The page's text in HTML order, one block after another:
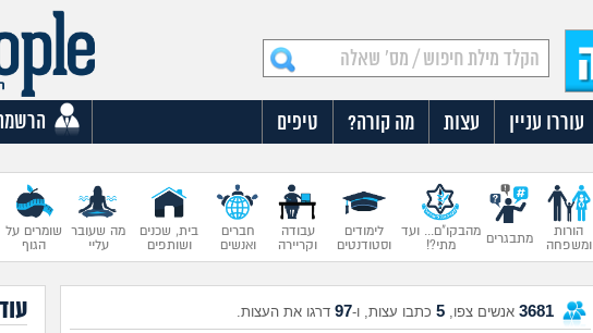
עוררו עניין עצות מה קורה? טיפים
הורות
ומשפחה
מתבגרים
מהבקו"ם... ועד
מתי?!
לימודים
וסטודנטים
עבודה
וקריירה
חברים
ואנשים
בית, שכנים
ושותפים
מה שעובר
עליי
שומרים על
הגוף
3681 אנשים צפו, 5 כתבו עצות, ו-97 דרגו את העצות.